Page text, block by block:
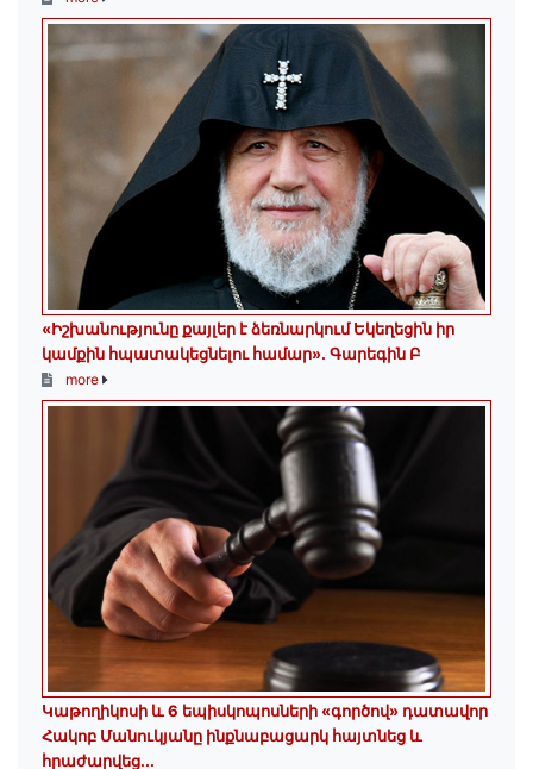
«Իշխանությունը քայլեր է ձեռնարկում Եկեղեցին իր
կամքին հպատակեցնելու համար»․ Գարեգին Բ
more
️Կաթողիկոսի և 6 եպիսկոպոսների «գործով» դատավոր
Հակոբ Մանուկյանը ինքնաբացարկ հայտնեց և
հրաժարվեց...